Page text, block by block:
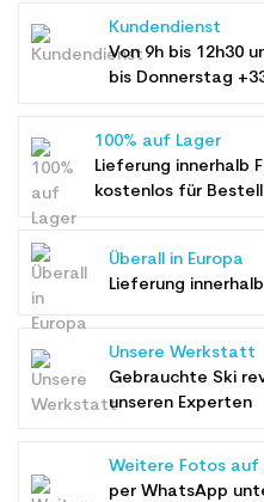
Kundendienst
Von 9h bis 12h30
bis Donnerstag
100% auf Lager
Lieferung innerhalb
kostenlos für
Überall in Europa
Lieferung
Unsere Werkstatt
Gebrauchte Ski
unseren Experten
Weitere Fotos auf
per WhatsApp